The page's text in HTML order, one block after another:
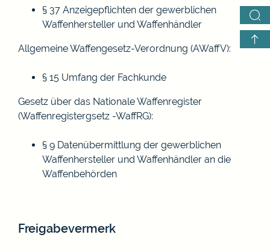
§ 37 Anzeigepflichten der gewerblichen
Waffenhersteller und Waffenhändler
Allgemeine Waffengesetz-Verordnung (AWaffV):
§ 15 Umfang der Fachkunde
Gesetz über das Nationale Waffenregister
(Waffenregistergsetz -WaffRG):
§ 9 Datenübermittlung der gewerblichen
Waffenhersteller und Waffenhändler an die
Waffenbehörden
Freigabevermerk